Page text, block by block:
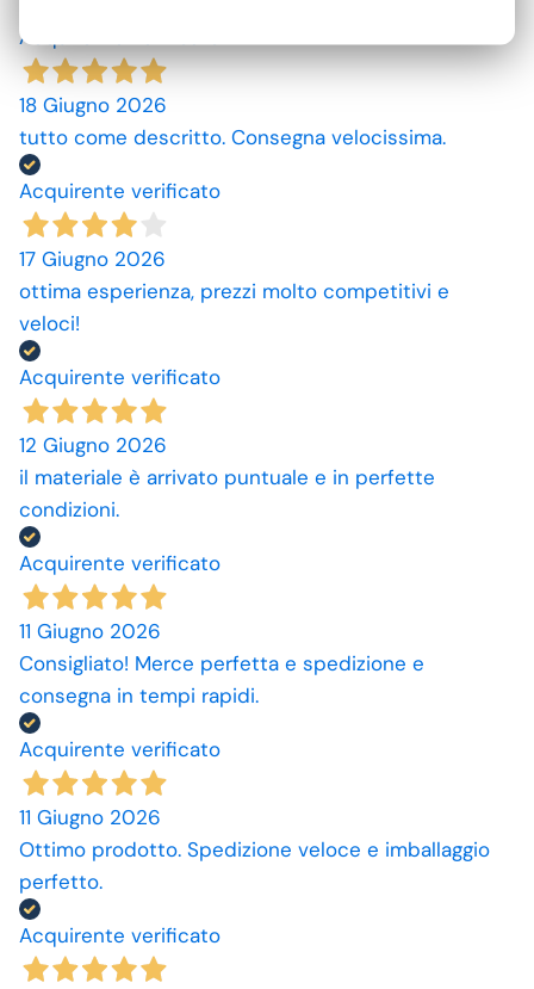
Acquirente verificato
18 Giugno 2026
tutto come descritto. Consegna velocissima.
Acquirente verificato
17 Giugno 2026
ottima esperienza, prezzi molto competitivi e
veloci!
Acquirente verificato
12 Giugno 2026
il materiale è arrivato puntuale e in perfette
condizioni.
Acquirente verificato
11 Giugno 2026
Consigliato! Merce perfetta e spedizione e
consegna in tempi rapidi.
Acquirente verificato
11 Giugno 2026
Ottimo prodotto. Spedizione veloce e imballaggio
perfetto.
Acquirente verificato